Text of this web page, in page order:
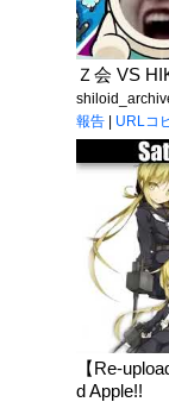
Ｚ会 VS
報告
URLコ
【Re-
d Apple!!